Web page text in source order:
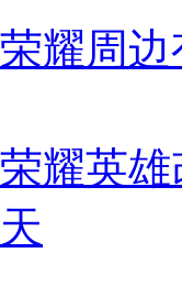
耀周
耀英